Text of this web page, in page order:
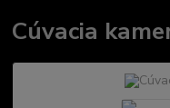
Cúvacia